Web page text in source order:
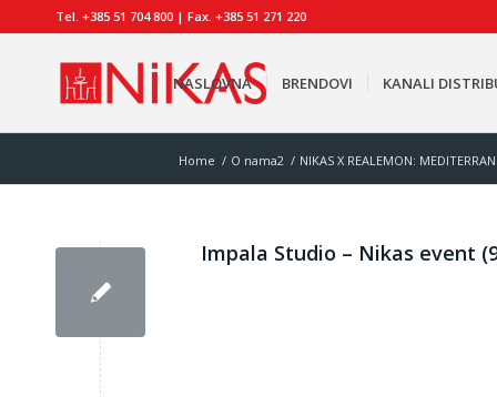
Tel. +385 51 704 800 | Fax. +385 51 271 220
NASLOVNA BRENDOVI KANALI
Home / O nama2 / NIKAS X REALEMON:
Impala Studio – Nikas event